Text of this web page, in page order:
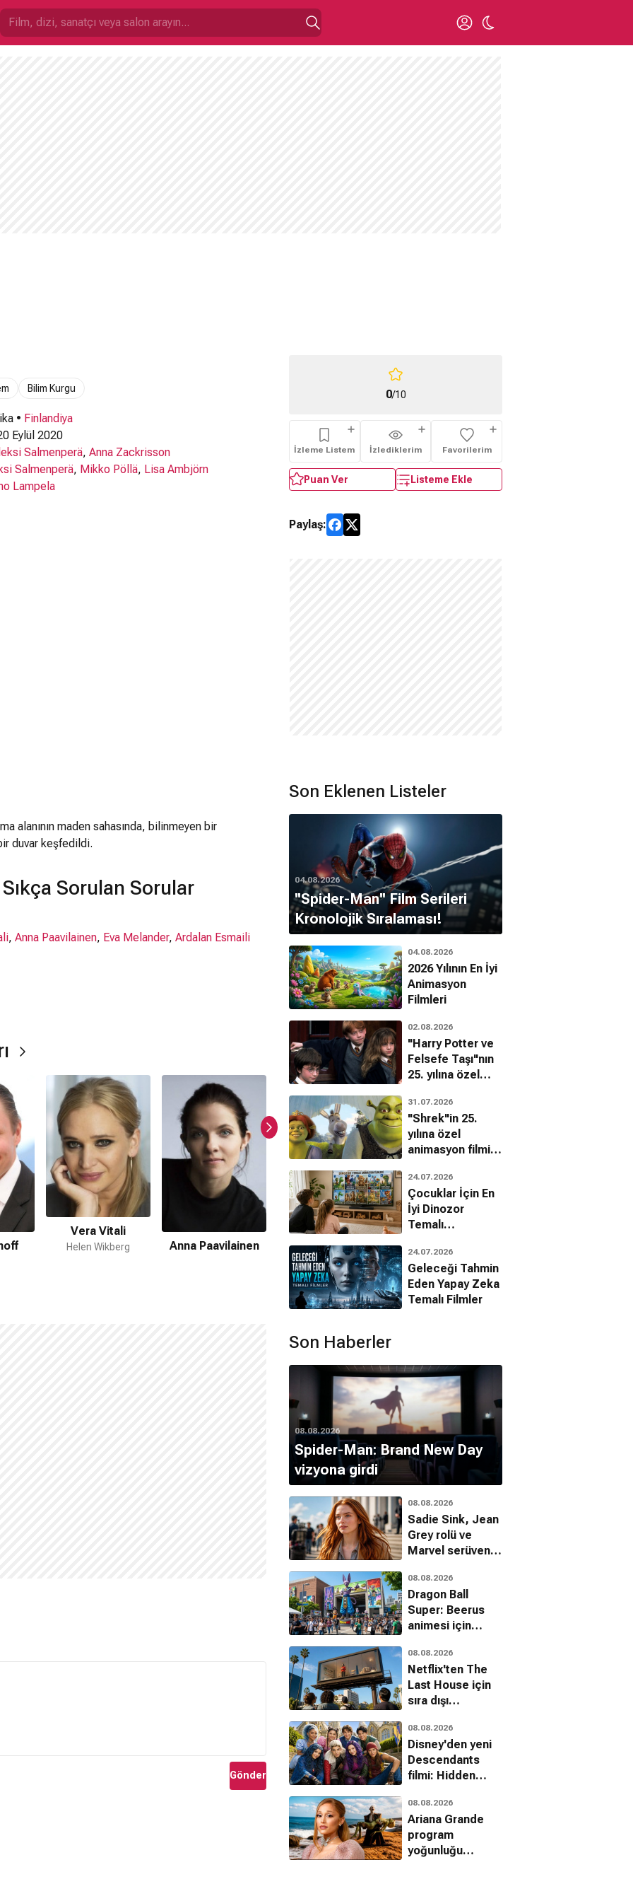
Bilim Kurgu
• Finlandiya
Eylül 2020
Salmenperä, Anna Zackrisson
Salmenperä, Mikko Pöllä, Lisa Ambjörn
Lampela
0/10
İzleme Listem İzlediklerim Favorilerim
Puan Ver Listeme Ekle
Paylaş:
alanının maden sahasında, bilinmeyen bir
duvar keşfedildi.
Sorulan Sorular
, Anna Paavilainen, Eva Melander, Ardalan Esmaili
Vera Vitali
Helen Wikberg Anna Paavilainen
Eva Melander
Hanne
Ardalan Esmaili
Gönder
Son Eklenen Listeler
04.08.2026
''Spider-Man'' Film Serileri
Kronolojik Sıralaması!
04.08.2026
2026 Yılının En İyi
Animasyon
Filmleri
02.08.2026
"Harry Potter ve
Felsefe Taşı"nın
25. yılına özel
bilinmeyenleri!
31.07.2026
"Shrek"in 25.
yılına özel
animasyon filmin
24.07.2026
Çocuklar İçin En
İyi Dinozor
Temalı
Filmleri
24.07.2026
Geleceği Tahmin
Eden Yapay Zeka
Temalı Filmler
Son Haberler
08.08.2026
Spider-Man: Brand New Day
vizyona girdi
08.08.2026
Sadie Sink, Jean
Grey rolü ve
Marvel serüveni
konuştu
08.08.2026
Dragon Ball
Super: Beerus
animesi için
detaylar
08.08.2026
Netflix'ten The
Last House için
sıra dışı
08.08.2026
Disney'den yeni
Descendants
filmi: Hidden
08.08.2026
Ariana Grande
program
yoğunluğu